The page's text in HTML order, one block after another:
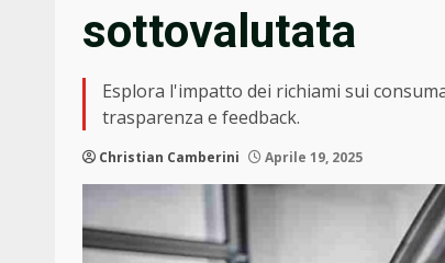
sottovalutata
Esplora l'impatto dei richiami sui
trasparenza e feedback.
Christian Camberini Aprile 19, 2025